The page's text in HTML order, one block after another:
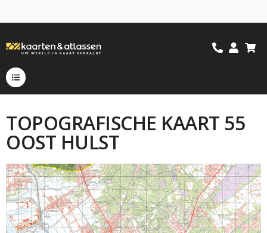
TOPOGRAFISCHE KAART 55
OOST HULST